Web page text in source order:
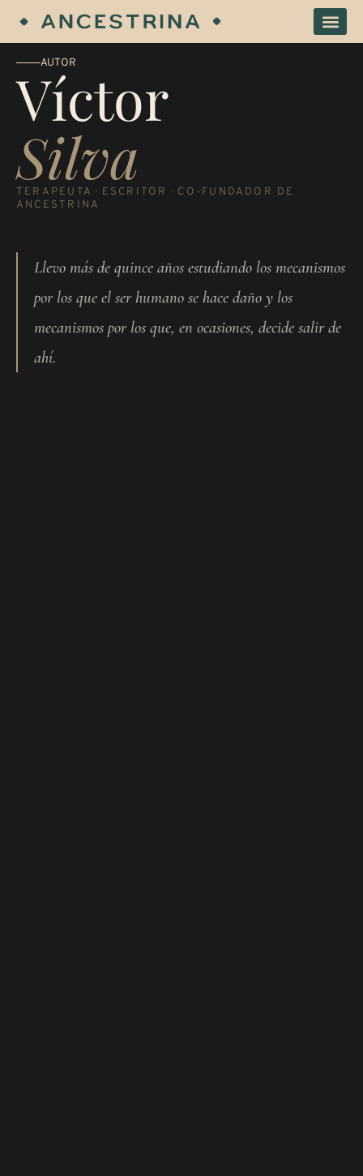
contenido
AUTOR
Víctor
Silva
TERAPEUTA · ESCRITOR · CO-FUNDADOR DE
ANCESTRINA
Llevo más de quince años estudiando los mecanismos
por los que el ser humano se hace daño y los
mecanismos por los que, en ocasiones, decide salir de
ahí.